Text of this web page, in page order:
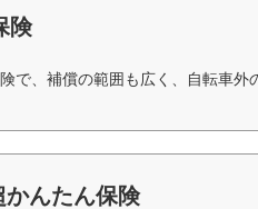
険
で、補償の範囲も広く、自転車
んたん保険